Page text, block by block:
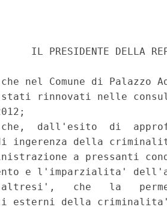
IL PRESIDENTE DELLA
nel Comune di Palazzo
rinnovati nelle
dall'esito  di
di ingerenza della
a pressanti
e l'imparzialita'
che   la
esterni della